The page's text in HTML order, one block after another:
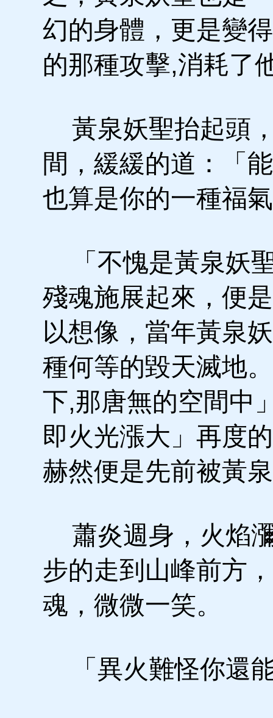
幻的身體，更是變
的那種攻擊,消耗了
黃泉妖聖抬起頭
間，緩緩的道：「
也算是你的一種福
「不愧是黃泉妖
殘魂施展起來，便
以想像，當年黃泉
種何等的毀天滅地
下,那唐無的空間中
即火光漲大」再度
赫然便是先前被黃
蕭炎週身，火焰
步的走到山峰前方
魂，微微一笑。
「異火難怪你還